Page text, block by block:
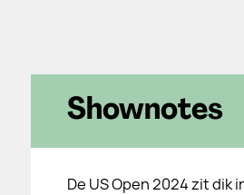
Shownotes
De US Open 2024 zit dik